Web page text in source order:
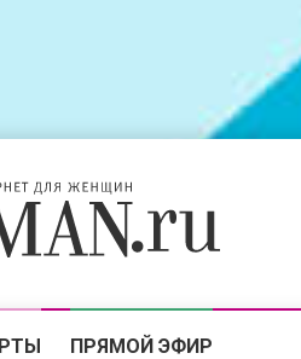
ПРЯМОЙ ЭФИР